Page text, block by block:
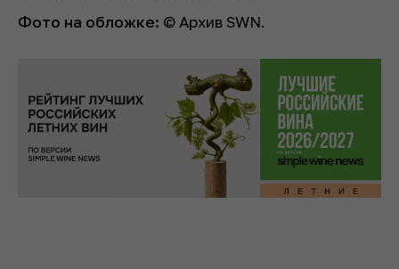
Фото на обложке: © Архив SWN.